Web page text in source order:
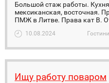
Большой стаж работы.
мексиканская, восточная.
ПМЖ в Литве. Права кат В.
10.08.2024
Ищу работу поваром